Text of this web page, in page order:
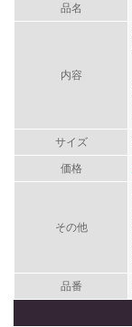
品名
内容
サイズ
価格
その他
品番